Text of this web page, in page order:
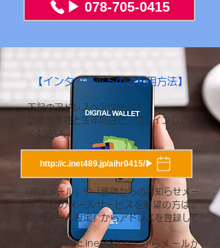
▶ 078-705-0415
【インターネットのご利用方法】
下記のアドレスへアクセス！
診察券番号と生年月日で、ログインして
ください。
http://c.inet489.jp/aihr0415/▶
「呼出メール」や「医師からのお知らせメー
ル」などのメールサービスを希望の方は、
「各種メール設定」からアドレスを登録して
ください。
aihr0415@c.inet489.jp」からメールが